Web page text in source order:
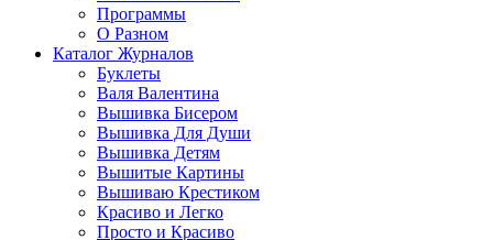
Программы
О Разном
Каталог Журналов
Буклеты
Валя Валентина
Вышивка Бисером
Вышивка Для Души
Вышивка Детям
Вышитые Картины
Вышиваю Крестиком
Красиво и Легко
Просто и Красиво